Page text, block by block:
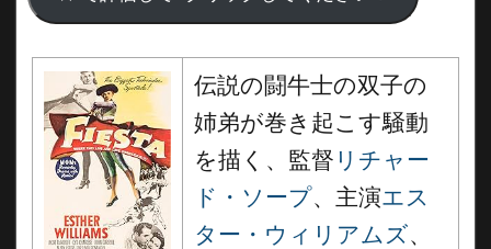
伝説の闘牛士の双子の
姉弟が巻き起こす騒動
を描く、監督 リチャー
ド・ソープ、主演エス
ター・ウィリアムズ、